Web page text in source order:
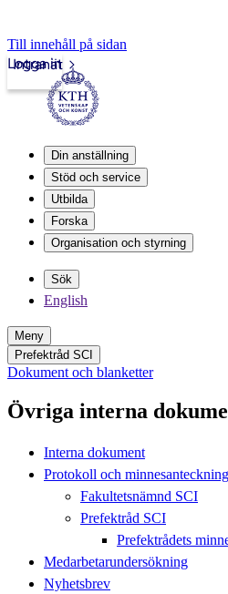
Till innehåll på sidan
Intranät
Logga in
Din anställning
Stöd och service
Utbilda
Forska
Organisation och styrning
Sök
English
Meny
Prefektråd SCI
Dokument och blanketter
Övriga interna
Interna dokument
Protokoll och
Fakultetsnämnd SCI
Prefektråd SCI
Prefektrådets
Medarbetarundersökning
Nyhetsbrev